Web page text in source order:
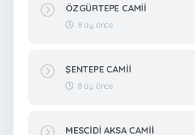
ÖZGÜRTEPE CAMİİ
8 ay önce
ŞENTEPE CAMİİ
8 ay önce
MESCİDİ AKSA CAMİİ